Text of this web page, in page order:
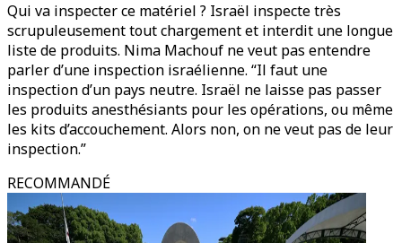
Qui va inspecter ce matériel ? Israël inspecte très
scrupuleusement tout chargement et interdit une longue
liste de produits. Nima Machouf ne veut pas entendre
parler d’une inspection israélienne. “Il faut une
inspection d’un pays neutre. Israël ne laisse pas passer
les produits anesthésiants pour les opérations, ou même
les kits d’accouchement. Alors non, on ne veut pas de leur
inspection.”
RECOMMANDÉ